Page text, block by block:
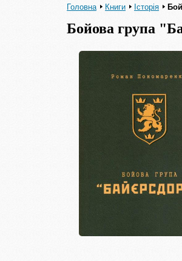
Головна Книги Історія
Бойова група